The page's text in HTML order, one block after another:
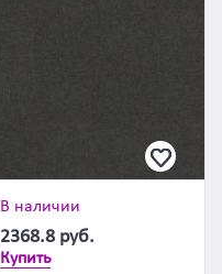
В наличии
2368.8 руб.
Купить